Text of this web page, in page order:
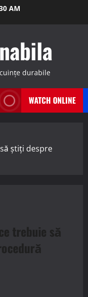
AM
durabile
WATCH ONLINE
știți despre
trebuie să